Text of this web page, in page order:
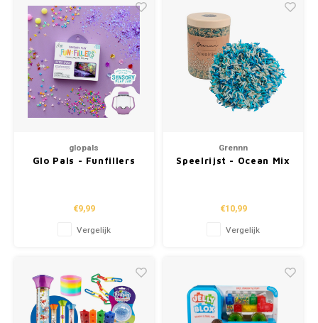
glopals
Glo Pals - Funfillers
€9,99
Vergelijk
Grennn
Speelrijst - Ocean Mix
€10,99
Vergelijk